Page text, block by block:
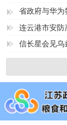
省政府与华为
连云港市安防
信长星会见乌